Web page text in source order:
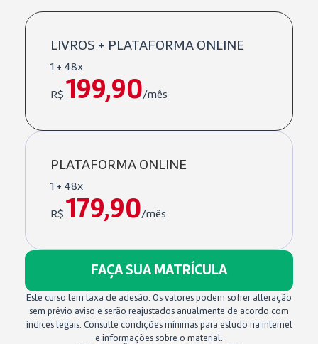
LIVROS + PLATAFORMA ONLINE
1 + 48x
R$ 199,90/mês
PLATAFORMA ONLINE
1 + 48x
R$ 179,90/mês
FAÇA SUA MATRÍCULA
Este curso tem taxa de adesão. Os valores podem sofrer alteração
sem prévio aviso e serão reajustados anualmente de acordo com
índices legais. Consulte condições mínimas para estudo na internet
e informações sobre o material.